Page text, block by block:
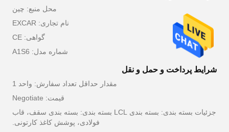
محل منبع: چین
نام تجاری: EXCAR
گواهی: CE
شماره مدل: A1S6
شرایط پرداخت و حمل و نقل
مقدار حداقل تعداد سفارش: واحد 1
قیمت: Negotiate
جزئیات بسته بندی: بسته بندی LCL بسته بندی: بسته بندی سقف، قاب
فولادی، پوشش کاغذ کارتونی.